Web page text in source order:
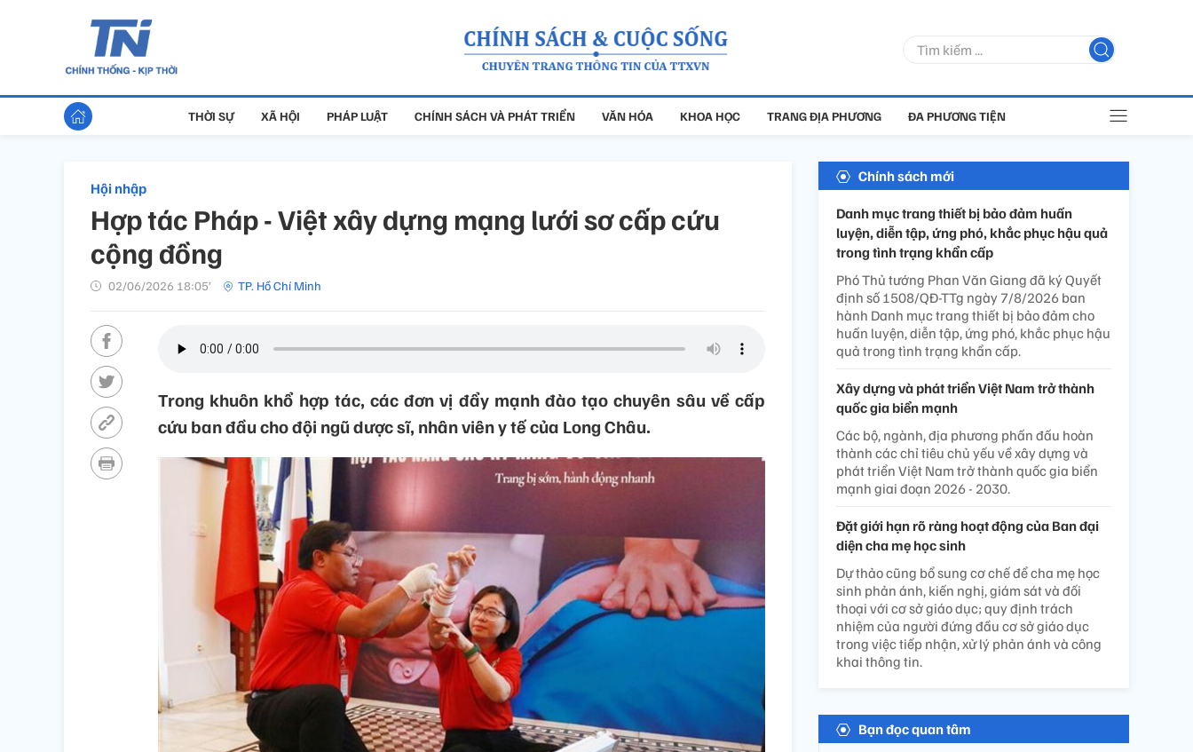
THỜI SỰ XÃ HỘI PHÁP LUẬT CHÍNH SÁCH VÀ PHÁT TRIỂN VĂN HÓA KHOA HỌC TRANG ĐỊA PHƯƠNG ĐA PHƯƠNG TIỆN
Hội nhập
Hợp tác Pháp - Việt xây dựng mạng lưới sơ cấp cứu
cộng đồng
02/06/2026 18:05’ TP. Hồ Chí Minh
Trong khuôn khổ hợp tác, các đơn vị đẩy mạnh đào tạo chuyên sâu về cấp
cứu ban đầu cho đội ngũ dược sĩ, nhân viên y tế của Long Châu.
Chính sách mới
Danh mục trang thiết bị bảo đảm huấn
luyện, diễn tập, ứng phó, khắc phục hậu quả
trong tình trạng khẩn cấp
Phó Thủ tướng Phan Văn Giang đã ký Quyết
định số 1508/QĐ-TTg ngày 7/8/2026 ban
hành Danh mục trang thiết bị bảo đảm cho
huấn luyện, diễn tập, ứng phó, khắc phục hậu
quả trong tình trạng khẩn cấp.
Xây dựng và phát triển Việt Nam trở thành
quốc gia biển mạnh
Các bộ, ngành, địa phương phấn đấu hoàn
thành các chỉ tiêu chủ yếu về xây dựng và
phát triển Việt Nam trở thành quốc gia biển
mạnh giai đoạn 2026 - 2030.
Đặt giới hạn rõ ràng hoạt động của Ban đại
diện cha mẹ học sinh
Dự thảo cũng bổ sung cơ chế để cha mẹ học
sinh phản ánh, kiến nghị, giám sát và đối
thoại với cơ sở giáo dục; quy định trách
nhiệm của người đứng đầu cơ sở giáo dục
trong việc tiếp nhận, xử lý phản ánh và công
khai thông tin.
Bạn đọc quan tâm